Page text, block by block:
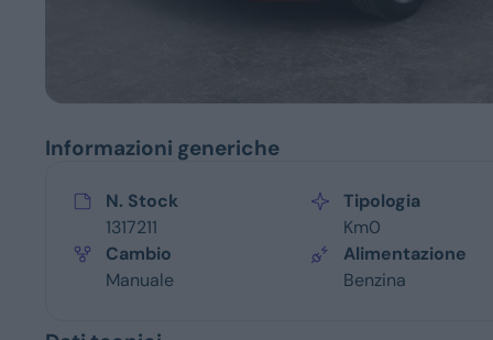
Informazioni generiche
N. Stock
1317211
Tipologia
Km0
Cambio
Manuale
Alimentazione
Benzina